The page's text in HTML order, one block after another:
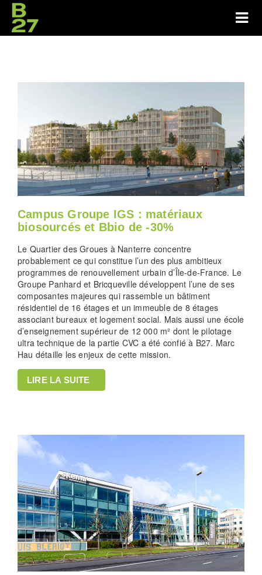
Campus Groupe IGS : matériaux
biosourcés et Bbio de -30%
Le Quartier des Groues à Nanterre concentre
probablement ce qui constitue l’un des plus ambitieux
programmes de renouvellement urbain d’Île-de-France. Le
Groupe Panhard et Bricqueville développent l’une de ses
composantes majeures qui rassemble un bâtiment
résidentiel de 16 étages et un immeuble de 8 étages
associant bureaux et logement social. Mais aussi une école
d’enseignement supérieur de 12 000 m² dont le pilotage
ultra technique de la partie CVC a été confié à B27. Marc
Hau détaille les enjeux de cette mission.
LIRE LA SUITE